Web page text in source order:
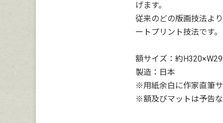
げます。
従来のどの版画技法よ
ートプリント技法です。
額サイズ：約
製造：日本
※用紙余白に作家直筆
※額及びマットは予告